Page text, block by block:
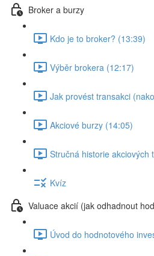
Broker a burzy
Kdo je to broker? (13:39)
Výběr brokera (12:17)
Jak provést transakci
Akciové burzy (14:05)
Stručná historie akciových
Kvíz
Valuace akcií (jak odhadnout
Úvod do hodnotového